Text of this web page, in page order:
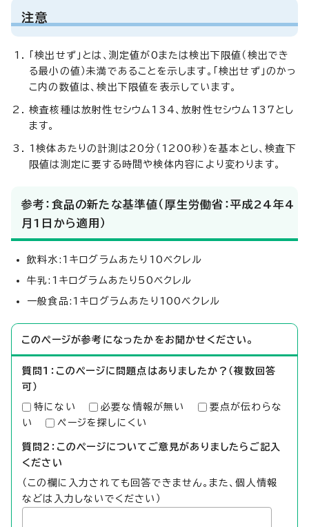
注意
「検出せず」とは、測定値が0または検出下限値（検出でき
る最小の値）未満であることを示します。「検出せず」のかっ
こ内の数値は、検出下限値を表示しています。
検査核種は放射性セシウム134、放射性セシウム137とし
ます。
1検体あたりの計測は20分（1200秒）を基本とし、検査下
限値は測定に要する時間や検体内容により変わります。
参考：食品の新たな基準値（厚生労働省：平成24年4
月1日から適用）
飲料水:1キログラムあたり10ベクレル
牛乳:1キログラムあたり50ベクレル
一般食品:1キログラムあたり100ベクレル
このページが参考になったかをお聞かせください。
質問1：このページに問題点はありましたか？（複数回答
可）
特にない 必要な情報が無い
要点が伝わらな
い
ページを探しにくい
質問2：このページについてご意見がありましたらご記入
ください
（この欄に入力されても回答できません。また、個人情報
などは入力しないでください）